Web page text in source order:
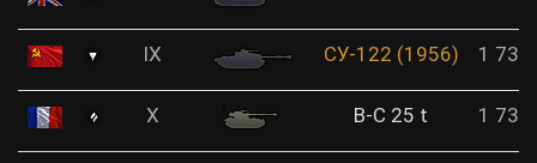
IX СУ-122 (1956) 1
X B-C 25 t 1